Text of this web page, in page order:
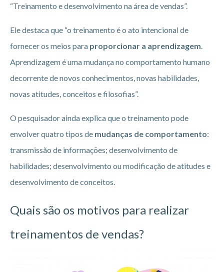
“Treinamento e desenvolvimento na área de vendas”.
Ele destaca que “o treinamento é o ato intencional de
fornecer os meios para proporcionar a aprendizagem
Aprendizagem é uma mudança no comportamento humano
decorrente de novos conhecimentos, novas habilidades,
novas atitudes, conceitos e filosofias”.
O pesquisador ainda explica que o treinamento pode
envolver quatro tipos de mudanças de comportamento:
transmissão de informações; desenvolvimento de
habilidades; desenvolvimento ou modificação de atitudes e
desenvolvimento de conceitos.
Quais são os motivos para realizar
treinamentos de vendas?